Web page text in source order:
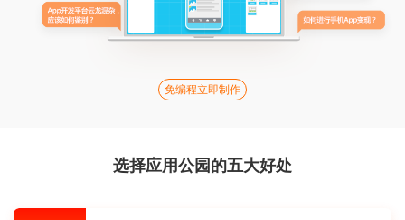
免编程立即制作
选择应用公园的五大好处